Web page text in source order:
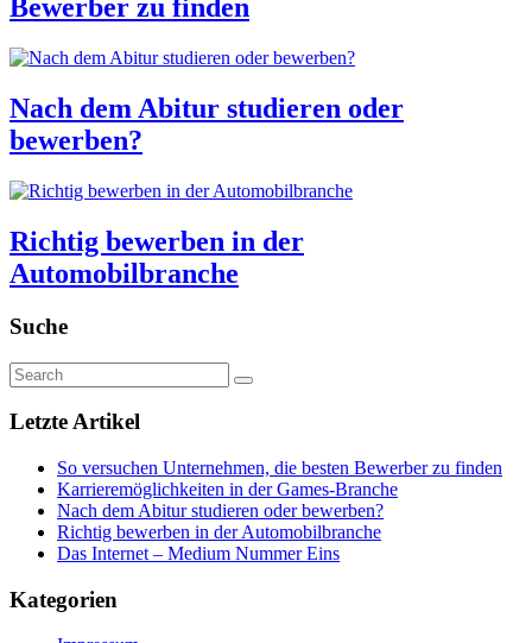
Bewerber zu finden
Nach dem Abitur studieren oder
bewerben?
Richtig bewerben in der
Automobilbranche
Suche
Letzte Artikel
So versuchen Unternehmen, die besten Bewerber zu finden
Karrieremöglichkeiten in der Games-Branche
Nach dem Abitur studieren oder bewerben?
Richtig bewerben in der Automobilbranche
Das Internet – Medium Nummer Eins
Kategorien